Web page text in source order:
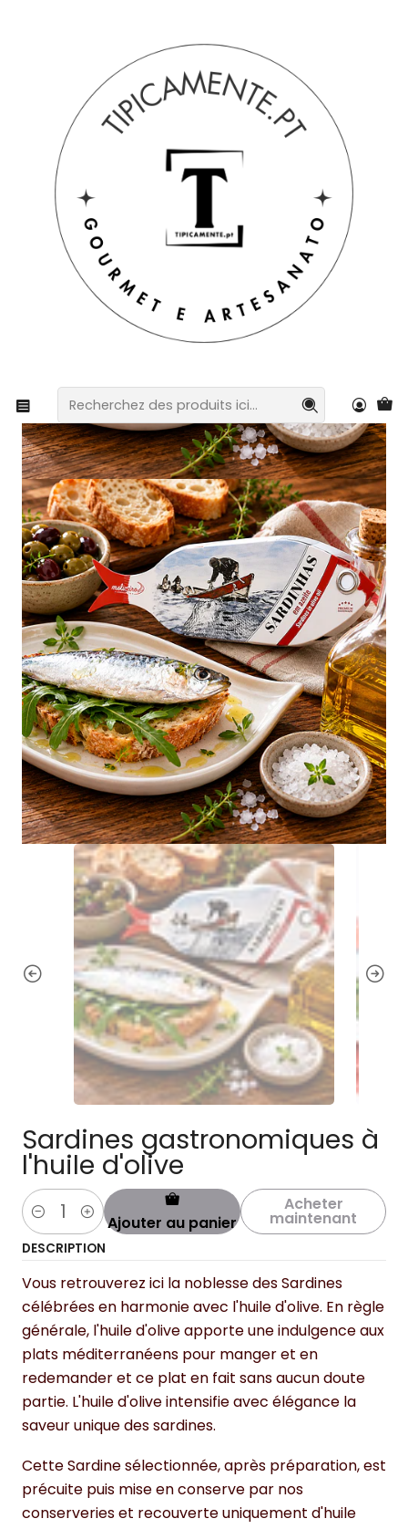
Boissons et gastronomie Conserves
Sardines gastronomiques à l'huile d'olive
Sardines gastronomiques à
l'huile d'olive
Quantité Ajouter au panier
Acheter
maintenant
DESCRIPTION
Vous retrouverez ici la noblesse des Sardines
célébrées en harmonie avec l'huile d'olive. En règle
générale, l'huile d'olive apporte une indulgence aux
plats méditerranéens pour manger et en
redemander et ce plat en fait sans aucun doute
partie. L'huile d'olive intensifie avec élégance la
saveur unique des sardines.
Cette Sardine sélectionnée, après préparation, est
précuite puis mise en conserve par nos
conserveries et recouverte uniquement d'huile